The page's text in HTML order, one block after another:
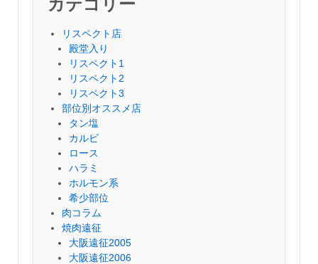
リスペクト店
殿堂入り
リスペクト1
リスペクト2
リスペクト3
部位別オススメ店
タン塩
カルビ
ロース
ハラミ
ホルモン系
希少部位
肉コラム
焼肉遠征
大阪遠征2005
大阪遠征2006